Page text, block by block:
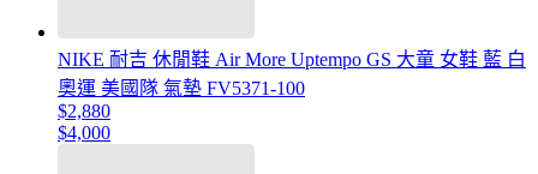
NIKE 耐吉 休閒鞋 Air More Uptempo GS 大童 女鞋 藍 白
奧運 美國隊 氣墊 FV5371-100
$2,880
$4,000